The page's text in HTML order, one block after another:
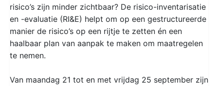
risico’s zijn minder zichtbaar? De risico-inventarisatie
en -evaluatie (RI&E) helpt om op een gestructureerde
manier de risico’s op een rijtje te zetten én een
haalbaar plan van aanpak te maken om maatregelen
te nemen.
Van maandag 21 tot en met vrijdag 25 september zijn